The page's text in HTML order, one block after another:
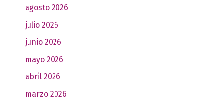
agosto 2026
julio 2026
junio 2026
mayo 2026
abril 2026
marzo 2026